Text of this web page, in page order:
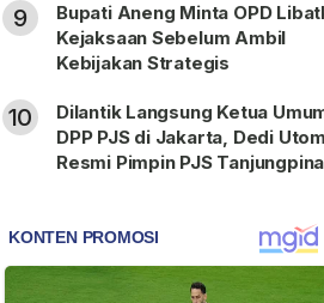
9
Bupati Aneng Minta OPD
Kejaksaan Sebelum Ambil
Kebijakan Strategis
10
Dilantik Langsung Ketua
DPP PJS di Jakarta, Dedi
Resmi Pimpin PJS